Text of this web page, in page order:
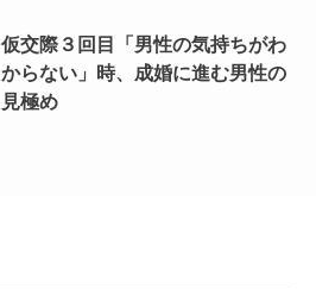
仮交際３回目「男性の気持ちがわ
からない」時、成婚に進む男性の
見極め